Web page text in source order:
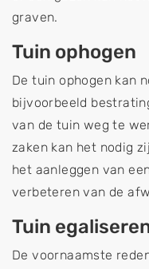
graven.
Tuin ophogen
De tuin ophogen kan
bijvoorbeeld
van de tuin weg te
zaken kan het nodig
het aanleggen van
verbeteren van de
Tuin
De voornaamste